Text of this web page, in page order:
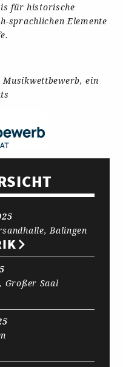
für historische
sprachlichen Elemente
Musikwettbewerb, ein
Balingen
Großer Saal